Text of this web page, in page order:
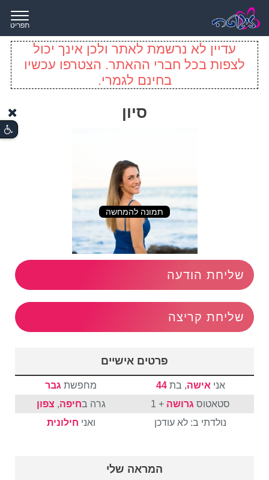
תפריט
עדיין לא נרשמת לאתר ולכן אינך יכול
לצפות בכל חברי ההאתר. הצטרפו עכשיו
בחינם לגמרי.
סיון
תמונה להמחשה
שליחת הודעה
שליחת קריצה
פרטים אישיים
אני אישה, בת44 מחפשת גבר
סטאטוס גרושה + 1 גרה בחיפה, צפון
נולדתי ב: לא עודכן
ואני חילונית
המראה שלי